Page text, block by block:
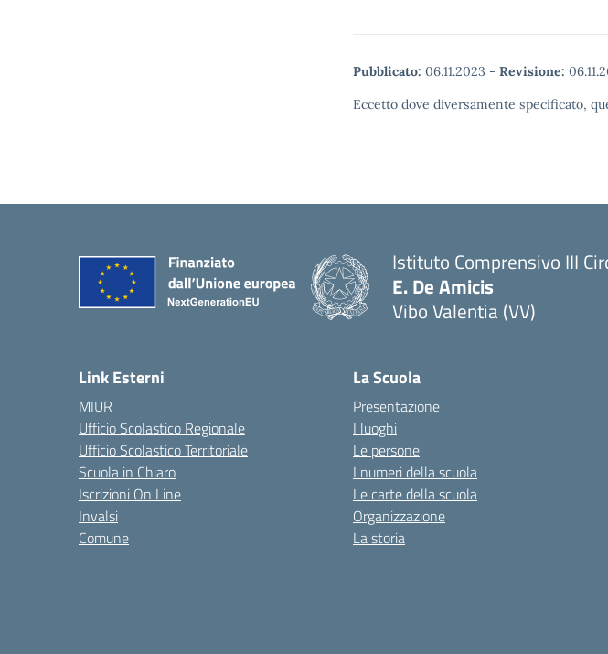
Pubblicato: 06.11.2023 - Revisione:
Eccetto dove diversamente specificato,
Istituto Comprensivo III
E. De Amicis
Vibo Valentia (VV)
Link Esterni
MIUR
Ufficio Scolastico Regionale
Ufficio Scolastico Territoriale
Scuola in Chiaro
Iscrizioni On Line
Invalsi
Comune
La Scuola
Presentazione
I luoghi
Le persone
I numeri della scuola
Le carte della scuola
Organizzazione
La storia